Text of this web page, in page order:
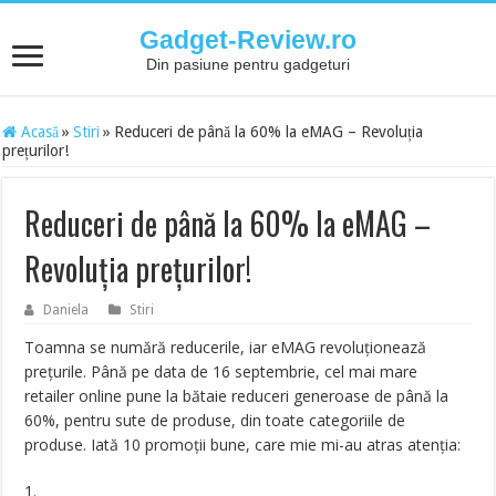
Gadget-Review.ro
Din pasiune pentru gadgeturi
Acasă » Stiri » Reduceri de până la 60% la eMAG – Revoluția
prețurilor!
Reduceri de până la 60% la eMAG –
Revoluția prețurilor!
Daniela Stiri
Toamna se numără reducerile, iar eMAG revoluționează
prețurile. Până pe data de 16 septembrie, cel mai mare
retailer online pune la bătaie reduceri generoase de până la
60%, pentru sute de produse, din toate categoriile de
produse. Iată 10 promoții bune, care mie mi-au atras atenția:
1.